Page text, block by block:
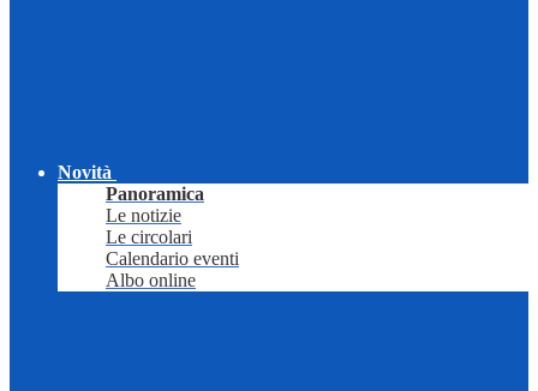
Novità
Panoramica
Le notizie
Le circolari
Calendario eventi
Albo online